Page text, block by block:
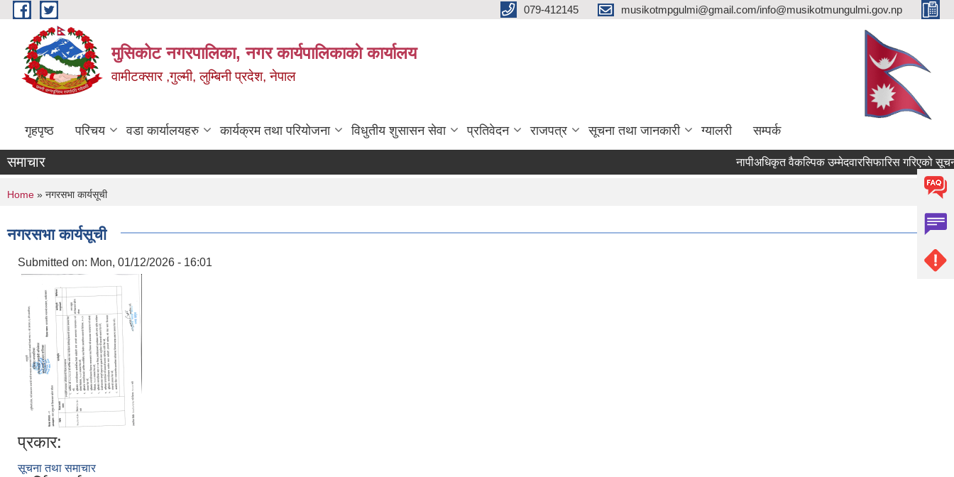
Skip to main content 079-412145 musikotmpgulmi@gmail.com/info@musikotmungulmi.gov.np
मुसिकोट नगरपालिका, नगर कार्यपालिकाकाे कार्यालय
वामीटक्सार ,गुल्मी, लुम्बिनी प्रदेश, नेपाल
गृहपृष्ठ परिचय वडा कार्यालयहरु कार्यक्रम तथा परियोजना विधुतीय शुसासन सेवा प्रतिवेदन राजपत्र सूचना तथा जानकारी ग्यालरी सम्पर्क
समाचार नापीअधिकृत वैकल्पिक उम्मेदवारसिफारिस गरिएको सूचना।
You are here
Home » नगरसभा कार्यसूची
नगरसभा कार्यसूची
Submitted on: Mon, 01/12/2026 - 16:01
प्रकार:
सूचना तथा समाचार